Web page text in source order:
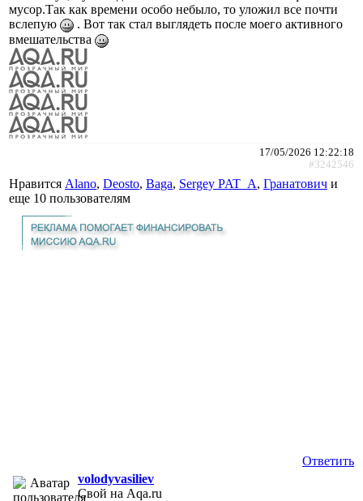
мусор.Так как времени особо небыло, то уложил все почти
вслепую
. Вот так стал выглядеть после моего активного
вмешательства
17/05/2026 12:22:18
#3242546
Нравится Alano, Deosto, Baga, Sergey PAT_A, Гранатович и
еще 10 пользователям
Ответить
volodyvasiliev
Свой на Aqa.ru